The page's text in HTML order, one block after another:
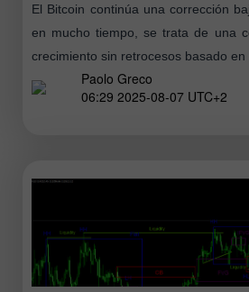
El Bitcoin continúa una corrección
en mucho tiempo, se trata de una
crecimiento sin retrocesos basado
Paolo Greco
06:29 2025-08-07 UTC+2